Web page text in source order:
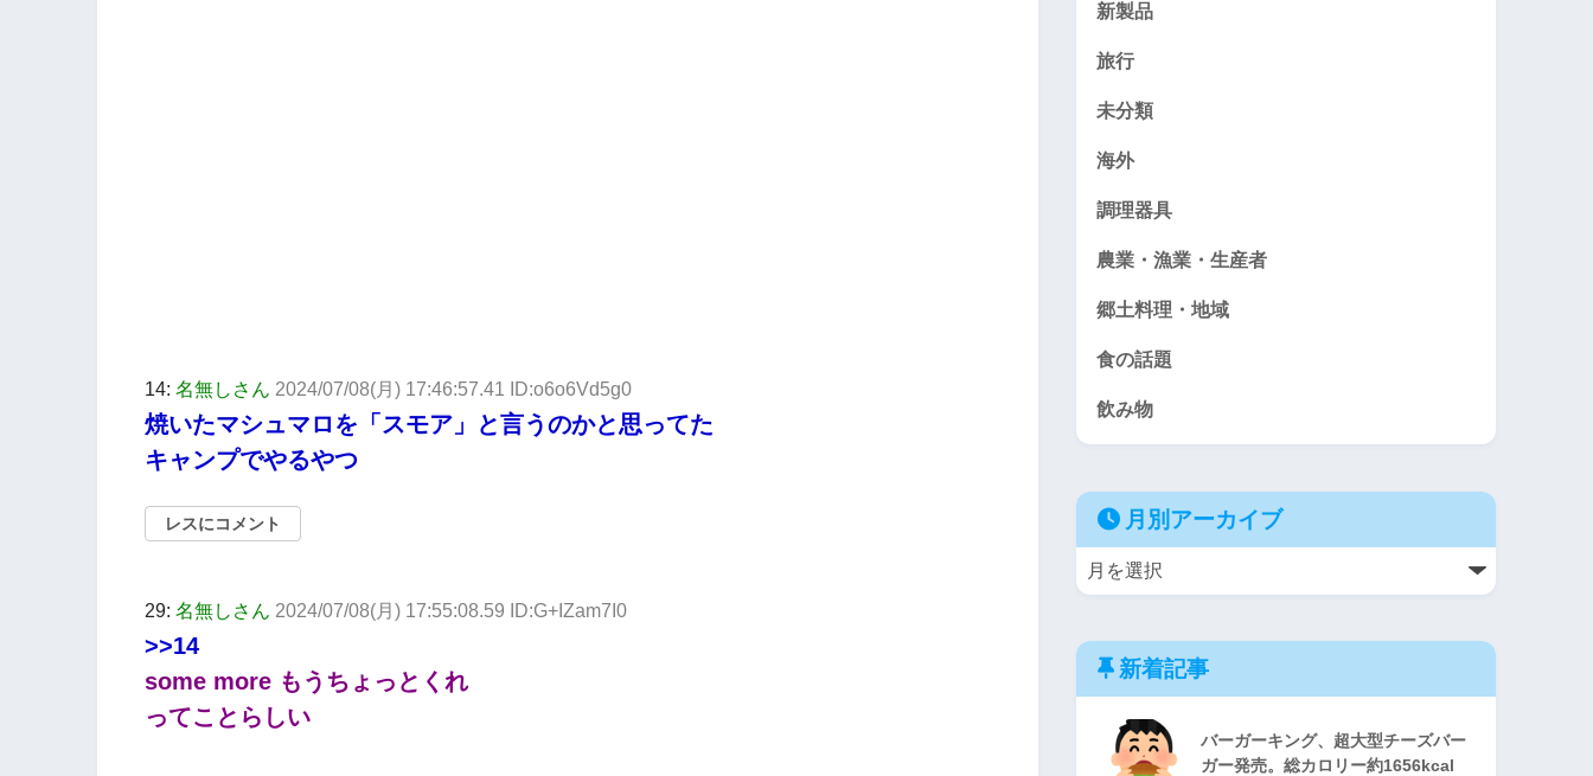
14: 名無しさん 2024/07/08(月) 17:46:57.41 ID:o6o6Vd5g0
焼いたマシュマロを「スモア」と言うのかと思ってた
キャンプでやるやつ
レスにコメント
29: 名無しさん 2024/07/08(月) 17:55:08.59 ID:G+IZam7I0
>>14
some more もうちょっとくれ
ってことらしい
新製品
旅行
未分類
海外
調理器具
農業・漁業・生産者
郷土料理・地域
食の話題
飲み物
月別アーカイブ
新着記事
バーガーキング、超大型チーズバー
ガー発売。総カロリー約1656kcal